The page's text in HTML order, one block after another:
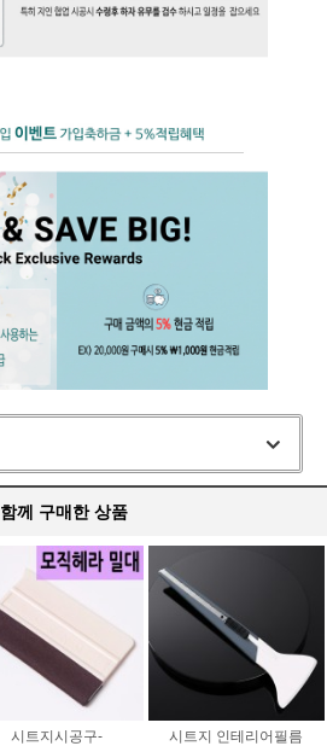
함께 구매한 상품
시트지시공구-
시트지 인테리어필름